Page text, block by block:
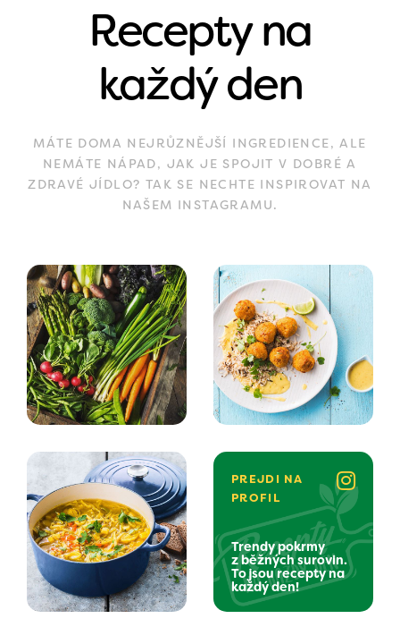
Recepty na
každý den
MÁTE DOMA NEJRŮZNĚJŠÍ INGREDIENCE, ALE
NEMÁTE NÁPAD, JAK JE SPOJIT V DOBRÉ A
ZDRAVÉ JÍDLO? TAK SE NECHTE INSPIROVAT NA
NAŠEM INSTAGRAMU.
PREJDI NA
PROFIL
Trendy pokrmy
z běžných surovin.
To jsou recepty na
každý den!